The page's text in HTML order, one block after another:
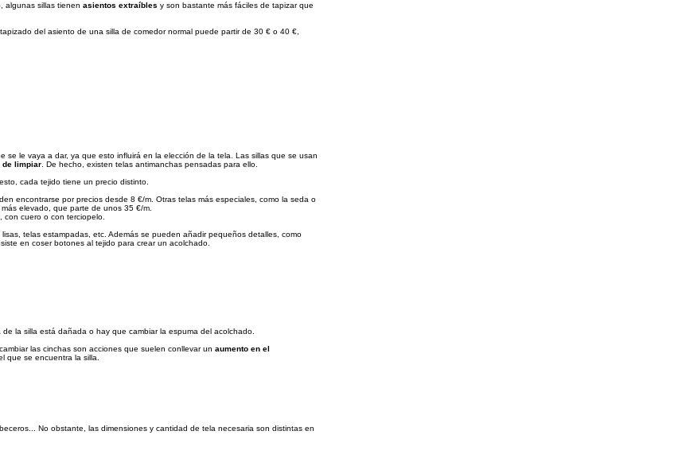
algunas sillas tienen asientos extraíbles y son bastante más fáciles de tapizar que
del asiento de una silla de comedor normal puede partir de 30 € o 40 €,
le vaya a dar, ya que esto influirá en la elección de la tela. Las sillas que se usan
de limpiar . De hecho, existen telas antimanchas pensadas para ello.
cada tejido tiene un precio distinto.
encontrarse por precios desde 8 €/m. Otras telas más especiales, como la seda o
elevado, que parte de unos 35 €/m.
con cuero o con terciopelo.
telas estampadas, etc. Además se pueden añadir pequeños detalles, como
en coser botones al tejido para crear un acolchado.
la silla está dañada o hay que cambiar la espuma del acolchado.
las cinchas son acciones que suelen conllevar un aumento en el
que se encuentra la silla.
No obstante, las dimensiones y cantidad de tela necesaria son distintas en